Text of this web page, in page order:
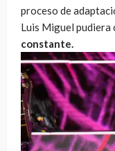
proceso de
Luis Miguel pudiera
constante.